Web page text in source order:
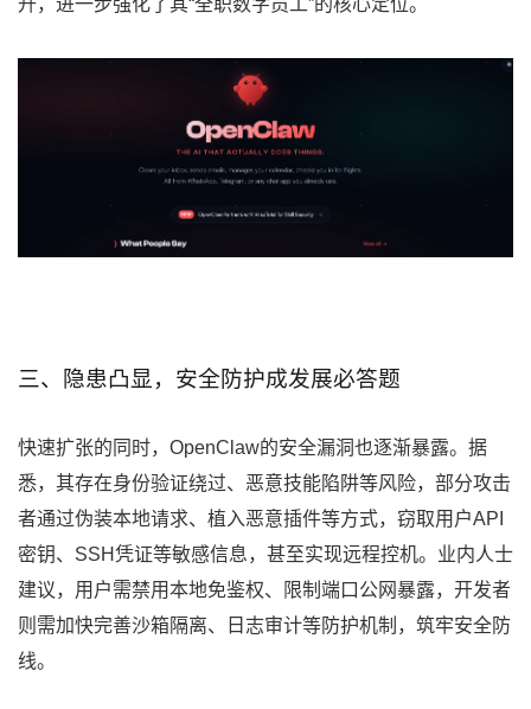
升，进一步强化了其“全职数字员工”的核心定位。
三、隐患凸显，安全防护成发展必答题
快速扩张的同时，OpenClaw的安全漏洞也逐渐暴露。据
悉，其存在身份验证绕过、恶意技能陷阱等风险，部分攻击
者通过伪装本地请求、植入恶意插件等方式，窃取用户API
密钥、SSH凭证等敏感信息，甚至实现远程控机。业内人士
建议，用户需禁用本地免鉴权、限制端口公网暴露，开发者
则需加快完善沙箱隔离、日志审计等防护机制，筑牢安全防
线。